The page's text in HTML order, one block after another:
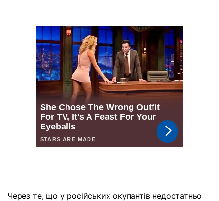
Через те, що у російських окупантів недостатньо